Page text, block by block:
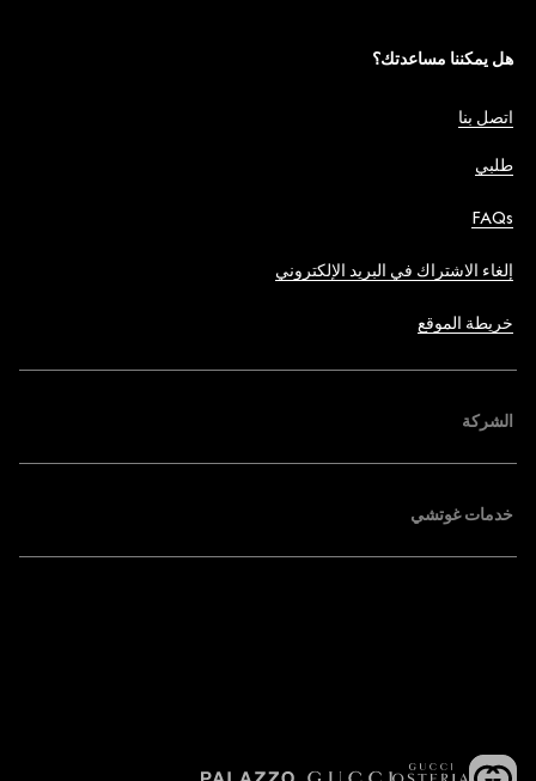
هل يمكننا مساعدتك؟
اتصل بنا
طلبي
FAQs
إلغاء الاشتراك في البريد الإلكتروني
خريطة الموقع
الشركة
خدمات غوتشي